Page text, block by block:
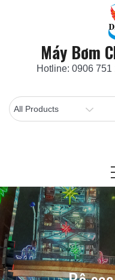
Máy Bơm
Hotline: 0906 751